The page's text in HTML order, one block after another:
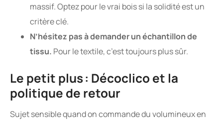
massif. Optez pour le vrai bois si la solidité est un
critère clé.
N’hésitez pas à demander un échantillon de
tissu. Pour le textile, c’est toujours plus sûr.
Le petit plus : Décoclico et la
politique de retour
Sujet sensible quand on commande du volumineux en